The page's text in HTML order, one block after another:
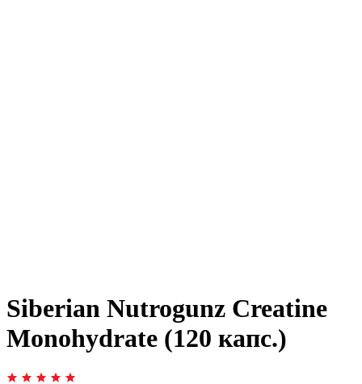
Siberian Nutrogunz Creatine
Monohydrate (120 капс.)